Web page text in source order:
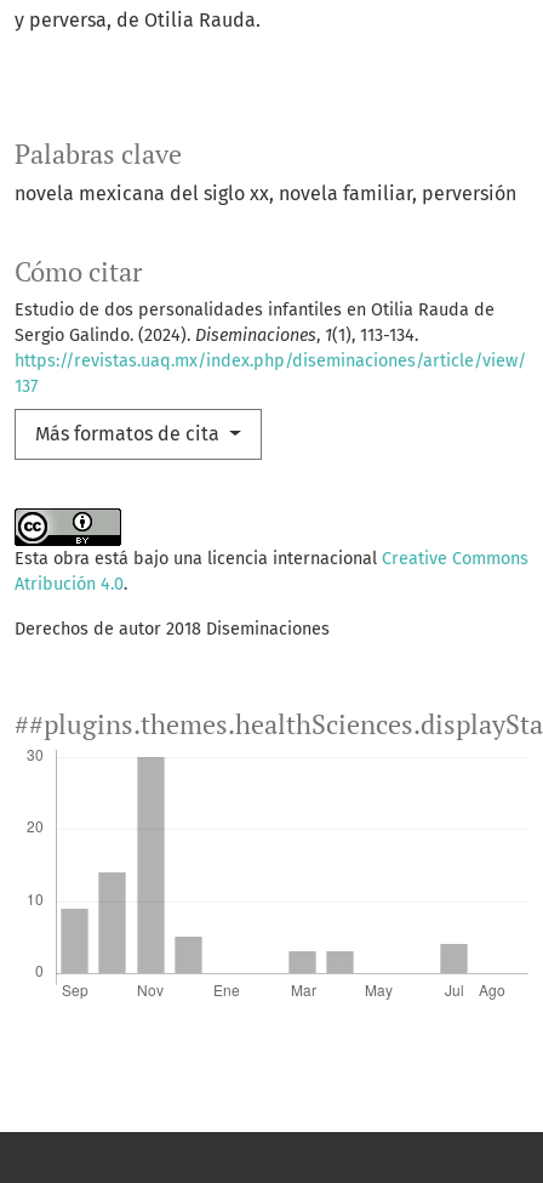
Palabras clave
novela mexicana del siglo xx novela familiar perversión
Cómo citar
Estudio de dos personalidades infantiles en Otilia Rauda de
Sergio Galindo. (2024). Diseminaciones, 1(1), 113-134.
https://revistas.uaq.mx/index.php/diseminaciones/article/view/
137
Más formatos de cita
y perversa, de Otilia Rauda.
Esta obra está bajo una licencia internacional Creative Commons
Atribución 4.0.
Derechos de autor 2018 Diseminaciones